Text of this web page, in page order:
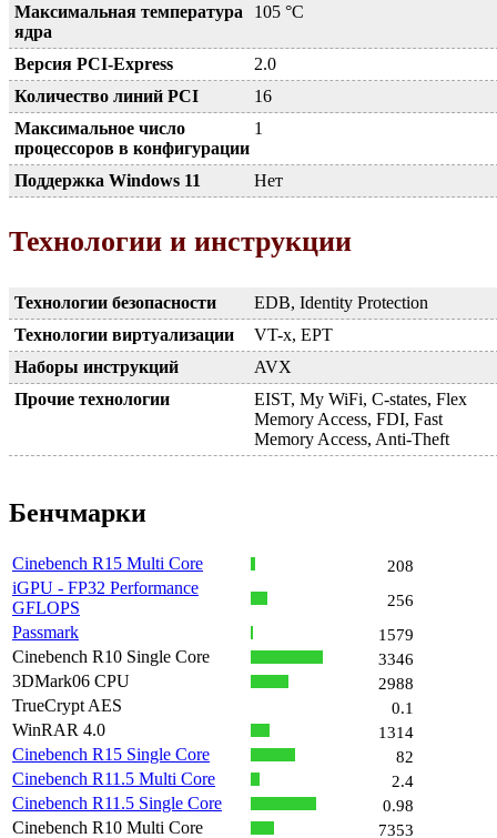
Максимальная температура
ядра
105 °C
Версия PCI-Express
2.0
Количество линий PCI
16
Максимальное число
процессоров в конфигурации
1
Поддержка Windows 11 Нет
Технологии и инструкции
Технологии безопасности
EDB, Identity Protection
Технологии виртуализации
VT-x, EPT
Наборы инструкций
AVX
Прочие технологии
EIST, My WiFi, C-states, Flex
Memory Access, FDI, Fast
Memory Access, Anti-Theft
Бенчмарки
Cinebench R15 Multi Core 208
iGPU - FP32 Performance
GFLOPS
256
Passmark 1579
Cinebench R10 Single Core 3346
3DMark06 CPU 2988
TrueCrypt AES 0.1
WinRAR 4.0 1314
Cinebench R15 Single Core 82
Cinebench R11.5 Multi Core 2.4
Cinebench R11.5 Single Core 0.98
Cinebench R10 Multi Core 7353